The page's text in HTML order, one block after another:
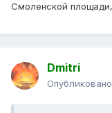
Смоленской
Dmitri
Опубликовано